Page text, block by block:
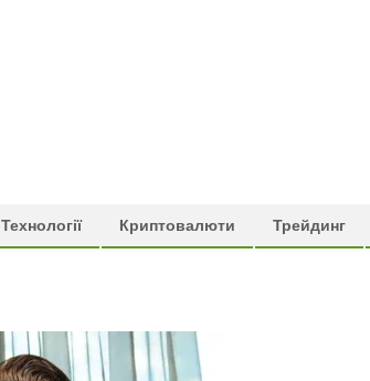
Технології Криптовалюти Трейдинг